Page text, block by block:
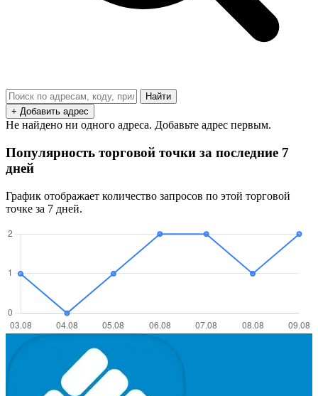
Найти
+ Добавить адрес
Не найдено ни одного адреса. Добавьте адрес первым.
Популярность торговой точки за последние 7
дней
График отображает количество запросов по этой торговой
точке за 7 дней.